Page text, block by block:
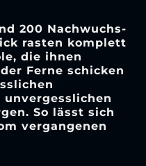
200 Nachwuchs-
rasten komplett
die ihnen
Ferne schicken
unvergesslichen
So lässt sich
vergangenen